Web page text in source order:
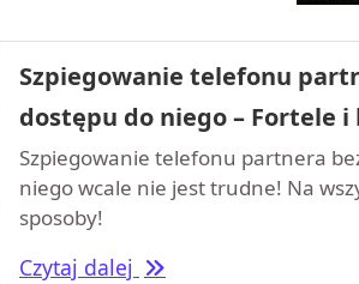
Szpiegowanie telefonu
dostępu do niego – Fortele i
Szpiegowanie telefonu partnera
niego wcale nie jest trudne! Na
sposoby!
Czytaj dalej Szpiegowanie